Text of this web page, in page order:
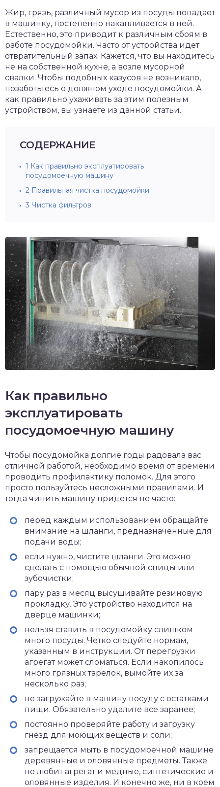
Жир, грязь, различный мусор из посуды попадает
в машинку, постепенно накапливается в ней.
Естественно, это приводит к различным сбоям в
работе посудомойки. Часто от устройства идет
отвратительный запах. Кажется, что вы находитесь
не на собственной кухне, а возле мусорной
свалки. Чтобы подобных казусов не возникало,
позаботьтесь о должном уходе посудомойки. А
как правильно ухаживать за этим полезным
устройством, вы узнаете из данной статьи.
СОДЕРЖАНИЕ
1 Как правильно эксплуатировать
посудомоечную машину
2 Правильная чистка посудомойки
3 Чистка фильтров
Как правильно
эксплуатировать
посудомоечную машину
Чтобы посудомойка долгие годы радовала вас
отличной работой, необходимо время от времени
проводить профилактику поломок. Для этого
просто пользуйтесь несложными правилами. И
тогда чинить машину придется не часто:
перед каждым использованием обращайте
внимание на шланги, предназначенные для
подачи воды;
если нужно, чистите шланги. Это можно
сделать с помощью обычной спицы или
зубочистки;
пару раз в месяц высушивайте резиновую
прокладку. Это устройство находится на
дверце машинки;
нельзя ставить в посудомойку слишком
много посуды. Четко следуйте нормам,
указанным в инструкции. От перегрузки
агрегат может сломаться. Если накопилось
много грязных тарелок, вымойте их за
несколько раз;
не загружайте в машину посуду с остатками
пищи. Обязательно удалите все заранее;
постоянно проверяйте работу и загрузку
гнезд для моющих веществ и соли;
запрещается мыть в посудомоечной машине
деревянные и оловянные предметы. Также
не любит агрегат и медные, синтетические и
оловянные изделия. И конечно же, ни в коем